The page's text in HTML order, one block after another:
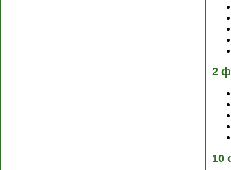
2
10